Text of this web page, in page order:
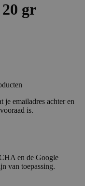
gr
emailadres achter en
is.
en de Google
van toepassing.